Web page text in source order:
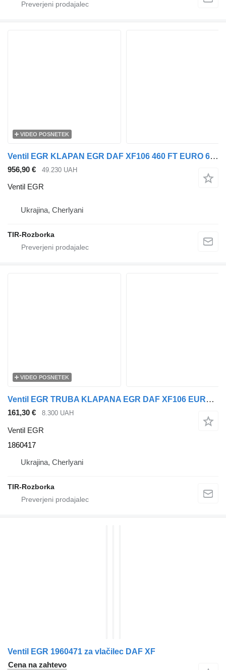
VIDEO POSNETEK
Ventil EGR KLAPAN EGR DAF XF106 460 FT EURO 6 za vlačilec DAF XF
956,90 € 49.230 UAH
Ventil EGR
Ukrajina, Cherlyani
TIR-Rozborka
VIDEO POSNETEK
Ventil EGR TRUBA KLAPANA EGR DAF XF106 EURO 6 1860417 za vlačilec DAF XF
161,30 € 8.300 UAH
Ventil EGR
1860417
Ukrajina, Cherlyani
TIR-Rozborka
Ventil EGR 1960471 za vlačilec DAF XF
Cena na zahtevo